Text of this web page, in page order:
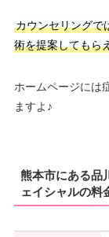
カウンセリングで
術を提案してもら
ホームページには
ますよ♪
熊本市にある品
ェイシャルの料